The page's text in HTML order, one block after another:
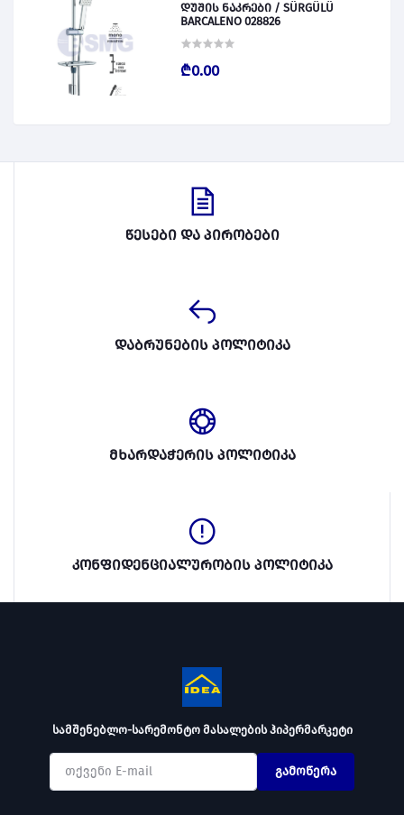
დუშის ნაკრები / SÜRGÜLÜ
BARCALENO 028826
₾0.00
წესები და პირობები
დაბრუნების პოლიტიკა
მხარდაჭერის პოლიტიკა
კონფიდენციალურობის პოლიტიკა
სამშენებლო-სარემონტო მასალების ჰიპერმარკეტი
გამოწერა